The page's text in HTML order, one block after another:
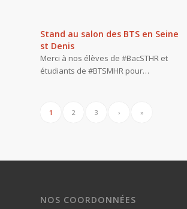
Stand au salon des BTS en Seine
st Denis
Merci à nos élèves de #BacSTHR et
étudiants de #BTSMHR pour…
1 2 3 › »
NOS COORDONNÉES